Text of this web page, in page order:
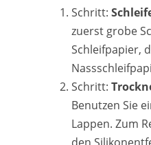
Schritt:
zuerst grobe
Schleifpapier,
Schritt:
Benutzen Sie
Lappen. Zum
den